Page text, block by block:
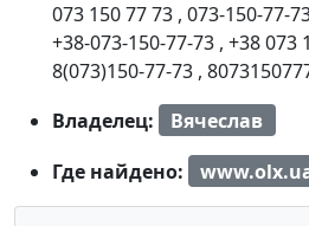
073 150 77 73 , 073-150-77-
+38-073-150-77-73 , +38 073
8(073)150-77-73 ,
Владелец:
Вячеслав
Где найдено: